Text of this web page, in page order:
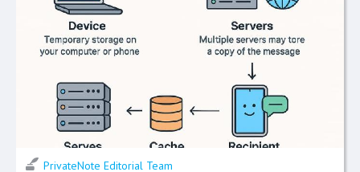
PrivateNote Editorial Team